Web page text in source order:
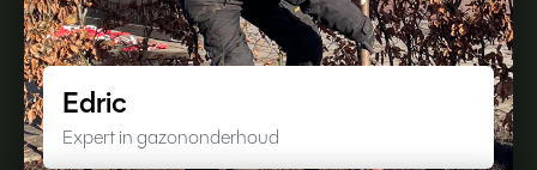
Edric
Expert in gazononderhoud